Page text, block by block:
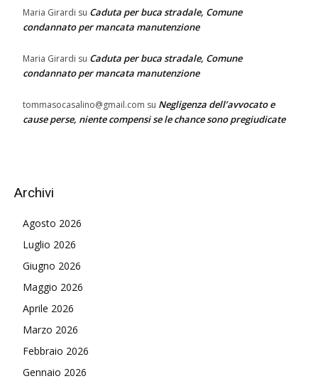
Maria Girardi su Caduta per buca stradale, Comune
condannato per mancata manutenzione
Maria Girardi su Caduta per buca stradale, Comune
condannato per mancata manutenzione
tommasocasalino@gmail.com su Negligenza dell’avvocato e
cause perse, niente compensi se le chance sono pregiudicate
Archivi
Agosto 2026
Luglio 2026
Giugno 2026
Maggio 2026
Aprile 2026
Marzo 2026
Febbraio 2026
Gennaio 2026